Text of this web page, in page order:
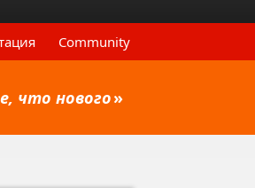
Community
что нового»